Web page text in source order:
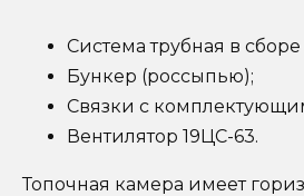
Система трубная в
Бункер (россыпью);
Связки с
Вентилятор 19ЦС-63.
Топочная камера имеет